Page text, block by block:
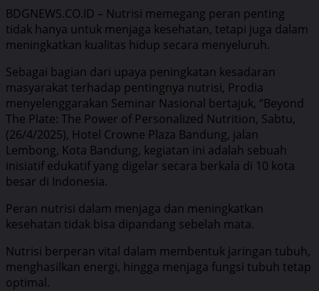
BDGNEWS.CO.ID – Nutrisi memegang peran penting
tidak hanya untuk menjaga kesehatan, tetapi juga dalam
meningkatkan kualitas hidup secara menyeluruh.
Sebagai bagian dari upaya peningkatan kesadaran
masyarakat terhadap pentingnya nutrisi, Prodia
menyelenggarakan Seminar Nasional bertajuk, “Beyond
The Plate: The Power of Personalized Nutrition, Sabtu,
(26/4/2025), Hotel Crowne Plaza Bandung, jalan
Lembong, Kota Bandung, kegiatan ini adalah sebuah
inisiatif edukatif yang digelar secara berkala di 10 kota
besar di Indonesia.
Peran nutrisi dalam menjaga dan meningkatkan
kesehatan tidak bisa dipandang sebelah mata.
Nutrisi berperan vital dalam membentuk jaringan tubuh,
menghasilkan energi, hingga menjaga fungsi tubuh tetap
optimal.